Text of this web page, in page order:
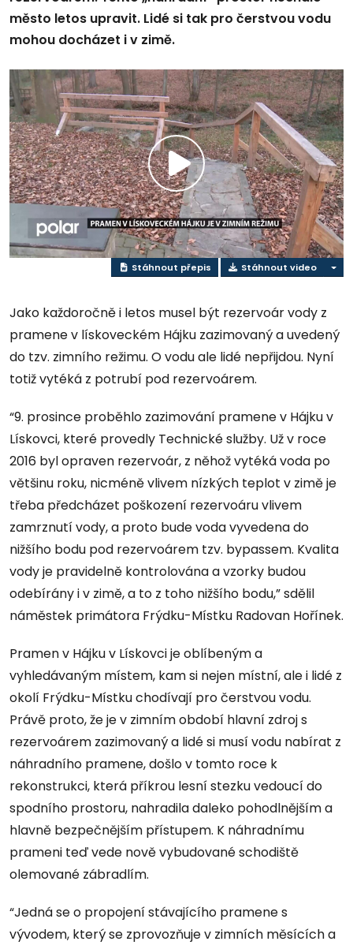
město letos upravit. Lidé si tak pro čerstvou vodu
mohou docházet i v zimě.
Přehrát
video
Stáhnout přepis Stáhnout video
Jako každoročně i letos musel být rezervoár vody z
pramene v lískoveckém Hájku zazimovaný a uvedený
do tzv. zimního režimu. O vodu ale lidé nepřijdou. Nyní
totiž vytéká z potrubí pod rezervoárem.
“9. prosince proběhlo zazimování pramene v Hájku v
Lískovci, které provedly Technické služby. Už v roce
2016 byl opraven rezervoár, z něhož vytéká voda po
většinu roku, nicméně vlivem nízkých teplot v zimě je
třeba předcházet poškození rezervoáru vlivem
zamrznutí vody, a proto bude voda vyvedena do
nižšího bodu pod rezervoárem tzv. bypassem. Kvalita
vody je pravidelně kontrolována a vzorky budou
odebírány i v zimě, a to z toho nižšího bodu,” sdělil
náměstek primátora Frýdku-Místku Radovan Hořínek.
Pramen v Hájku v Lískovci je oblíbeným a
vyhledávaným místem, kam si nejen místní, ale i lidé z
okolí Frýdku-Místku chodívají pro čerstvou vodu.
Právě proto, že je v zimním období hlavní zdroj s
rezervoárem zazimovaný a lidé si musí vodu nabírat z
náhradního pramene, došlo v tomto roce k
rekonstrukci, která příkrou lesní stezku vedoucí do
spodního prostoru, nahradila daleko pohodlnějším a
hlavně bezpečnějším přístupem. K náhradnímu
prameni teď vede nově vybudované schodiště
olemované zábradlím.
“Jedná se o propojení stávajícího pramene s
vývodem, který se zprovozňuje v zimních měsících a